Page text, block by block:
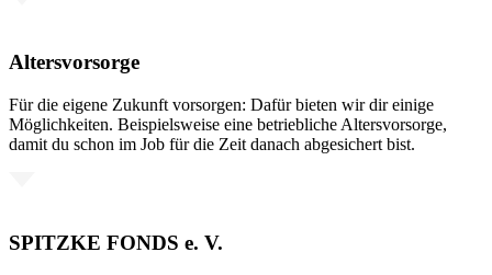
Altersvorsorge
Für die eigene Zukunft vorsorgen: Dafür bieten wir dir einige
Möglichkeiten. Beispielsweise eine betriebliche Altersvorsorge,
damit du schon im Job für die Zeit danach abgesichert bist.
SPITZKE FONDS e. V.